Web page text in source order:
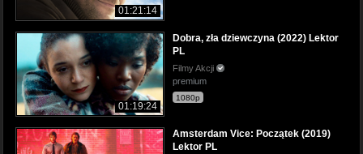
01:21:14
01:19:24
Dobra, zła dziewczyna (2022) Lektor
PL
Filmy Akcji
premium
1080p
Amsterdam Vice: Początek (2019)
Lektor PL